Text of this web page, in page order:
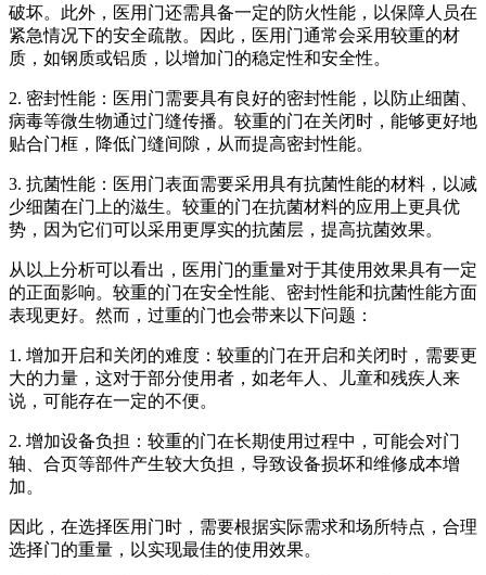
破坏。此外，医用门还需具备一定的防火性能，以保障人员在
紧急情况下的安全疏散。因此，医用门通常会采用较重的材
质，如钢质或铝质，以增加门的稳定性和安全性。
2. 密封性能：医用门需要具有良好的密封性能，以防止细菌、
病毒等微生物通过门缝传播。较重的门在关闭时，能够更好地
贴合门框，降低门缝间隙，从而提高密封性能。
3. 抗菌性能：医用门表面需要采用具有抗菌性能的材料，以减
少细菌在门上的滋生。较重的门在抗菌材料的应用上更具优
势，因为它们可以采用更厚实的抗菌层，提高抗菌效果。
从以上分析可以看出，医用门的重量对于其使用效果具有一定
的正面影响。较重的门在安全性能、密封性能和抗菌性能方面
表现更好。然而，过重的门也会带来以下问题：
1. 增加开启和关闭的难度：较重的门在开启和关闭时，需要更
大的力量，这对于部分使用者，如老年人、儿童和残疾人来
说，可能存在一定的不便。
2. 增加设备负担：较重的门在长期使用过程中，可能会对门
轴、合页等部件产生较大负担，导致设备损坏和维修成本增
加。
因此，在选择医用门时，需要根据实际需求和场所特点，合理
选择门的重量，以实现最佳的使用效果。